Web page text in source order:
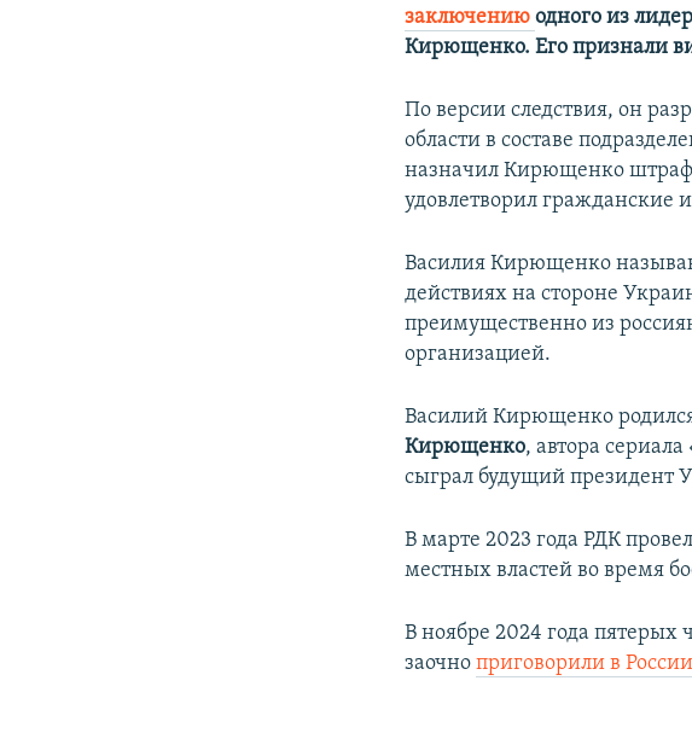
заключению одного из
Кирющенко. Его признали
По версии следствия, он
области в составе
назначил Кирющенко штраф
удовлетворил гражданские
Василия Кирющенко
действиях на стороне
преимущественно из
организацией.
Василий Кирющенко
Кирющенко, автора
сыграл будущий президент
В марте 2023 года РДК
местных властей во время
В ноябре 2024 года пятерых
заочноприговорили в России